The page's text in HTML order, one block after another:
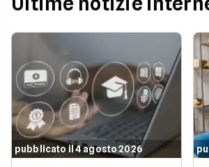
pubblicato il 4 agosto 2026